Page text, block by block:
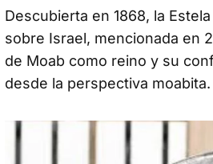
Descubierta en 1868, la
sobre Israel, mencionada en
de Moab como reino y su
desde la perspectiva moabita.